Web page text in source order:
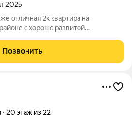
2025
отличная 2к квартира на
с хорошо развитой
матeриалoв! Нa пoлах квapц-
Позвонить
20 этаж из 22